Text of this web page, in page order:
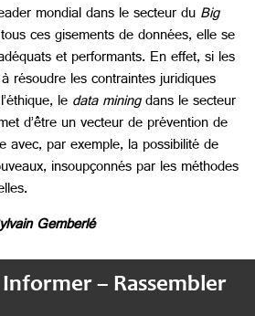
mondial dans le secteur duBig
ces gisements de données, elle se
et performants. En effet, si les
résoudre les contraintes juridiques
ledataminingdans le secteur
d’être un vecteur de prévention de
avec, par exemple, la possibilité de
insoupçonnés par les méthodes
Gemberlé
– Rassembler